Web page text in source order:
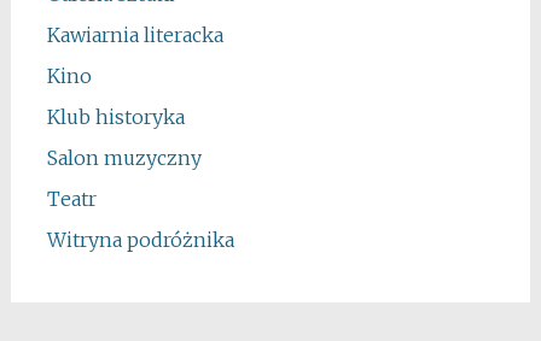
Kawiarnia literacka
Kino
Klub historyka
Salon muzyczny
Teatr
Witryna podróżnika